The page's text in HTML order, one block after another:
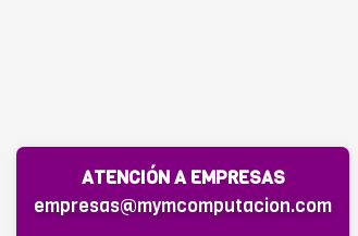
ATENCIÓN A EMPRESAS
empresas@mymcomputacion.com